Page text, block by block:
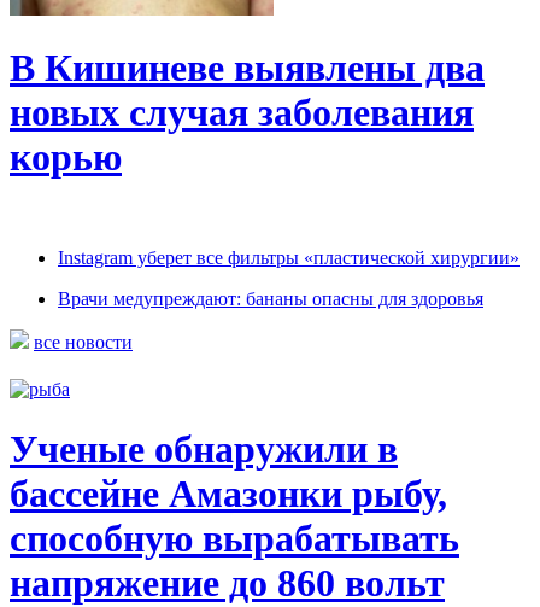
В Кишиневе выявлены два
новых случая заболевания
корью
Instagram уберет все фильтры «пластической хирургии»
Врачи медупреждают: бананы опасны для здоровья
все новости
Ученые обнаружили в
бассейне Амазонки рыбу,
способную вырабатывать
напряжение до 860 вольт